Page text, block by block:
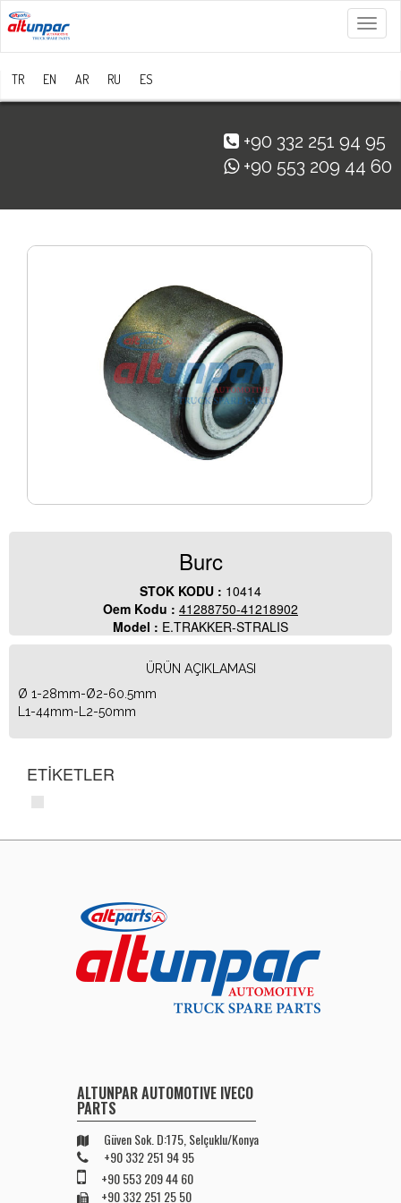
Menü
TR EN AR RU ES
+90 332 251 94 95
+90 553 209 44 60
Burc
STOK KODU : 10414
Oem Kodu : 41288750-41218902
Model : E.TRAKKER-STRALIS
ÜRÜN AÇIKLAMASI
Ø 1-28mm-Ø2-60.5mm
L1-44mm-L2-50mm
ETİKETLER
ALTUNPAR AUTOMOTIVE IVECO
PARTS
Güven Sok. D:175, Selçuklu/Konya
+90 332 251 94 95
+90 553 209 44 60
+90 332 251 25 50